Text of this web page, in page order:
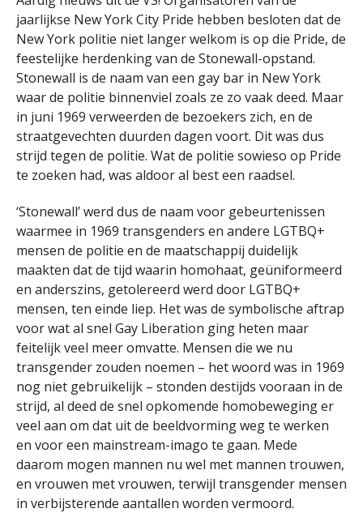
jaarlijkse New York City Pride hebben besloten dat de
New York politie niet langer welkom is op die Pride, de
feestelijke herdenking van de Stonewall-opstand.
Stonewall is de naam van een gay bar in New York
waar de politie binnenviel zoals ze zo vaak deed. Maar
in juni 1969 verweerden de bezoekers zich, en de
straatgevechten duurden dagen voort. Dit was dus
strijd tegen de politie. Wat de politie sowieso op Pride
te zoeken had, was aldoor al best een raadsel.
‘Stonewall’ werd dus de naam voor gebeurtenissen
waarmee in 1969 transgenders en andere LGTBQ+
mensen de politie en de maatschappij duidelijk
maakten dat de tijd waarin homohaat, geüniformeerd
en anderszins, getolereerd werd door LGTBQ+
mensen, ten einde liep. Het was de symbolische aftrap
voor wat al snel Gay Liberation ging heten maar
feitelijk veel meer omvatte. Mensen die we nu
transgender zouden noemen – het woord was in 1969
nog niet gebruikelijk – stonden destijds vooraan in de
strijd, al deed de snel opkomende homobeweging er
veel aan om dat uit de beeldvorming weg te werken
en voor een mainstream-imago te gaan. Mede
daarom mogen mannen nu wel met mannen trouwen,
en vrouwen met vrouwen, terwijl transgender mensen
in verbijsterende aantallen worden vermoord.